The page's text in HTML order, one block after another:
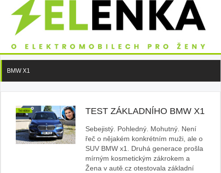
BMW X1
TEST ZÁKLADNÍHO BMW X1
Sebejistý. Pohledný. Mohutný. Není
řeč o nějakém konkrétním muži, ale o
SUV BMW x1. Druhá generace prošla
mírným kosmetickým zákrokem a
Žena v autě.cz otestovala základní